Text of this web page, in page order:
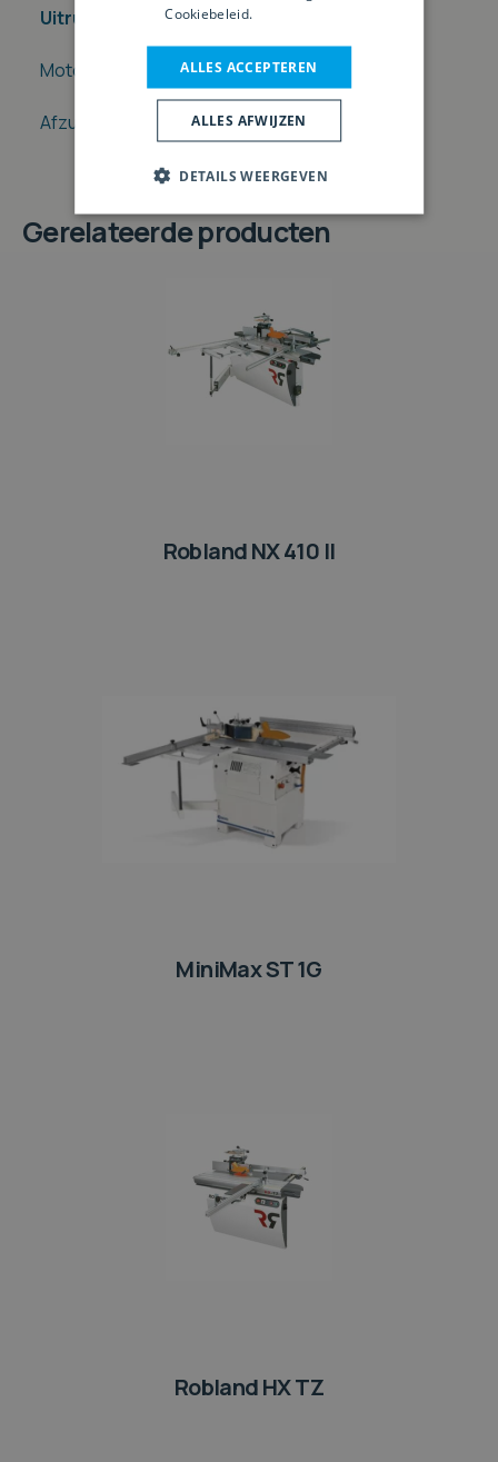
Uitrusting
Motoren 3 x 6,6 Pk (5 kW)
Afzuigmonden 120 mm
Gerelateerde producten
Robland NX 410 II
MiniMax ST 1G
Robland HX TZ
Cookiebeleid.
ALLES ACCEPTEREN
ALLES AFWIJZEN
DETAILS WEERGEVEN